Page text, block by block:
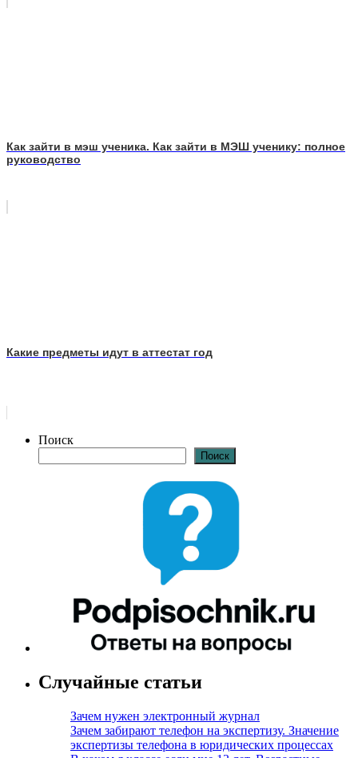
Как зайти в мэш ученика. Как зайти в МЭШ ученику: полное
руководство
Какие предметы идут в аттестат год
Поиск
Поиск
Случайные статьи
Зачем нужен электронный журнал
Зачем забирают телефон на экспертизу. Значение
экспертизы телефона в юридических процессах